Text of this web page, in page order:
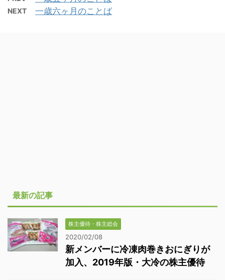
NEXT 一歳六ヶ月のことば
最新の記事
株主優待・株主総会
2020/02/08
新メンバーに冷凍肉巻きおにぎりが
加入、2019年版・大冷の株主優待